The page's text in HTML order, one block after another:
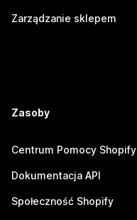
Zarządzanie sklepem
Zasoby
Centrum Pomocy Shopify
Dokumentacja API
Społeczność Shopify